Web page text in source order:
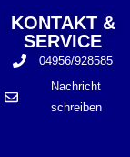
KONTAKT &
SERVICE
04956/928585
Nachricht
schreiben
Formulare